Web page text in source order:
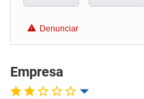
Recomenda a diretoria
Denunciar
Empresa